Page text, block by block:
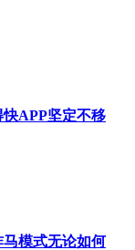
APP坚定不移
模式无论如何